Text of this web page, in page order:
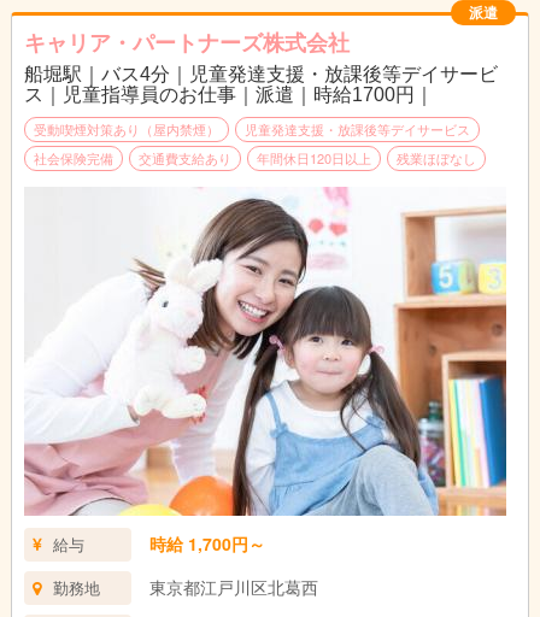
派遣
キャリア・パートナーズ株式会社
船堀駅｜バス4分｜児童発達支援・放課後等デイサービ
ス｜児童指導員のお仕事｜派遣｜時給1700円｜
受動喫煙対策あり（屋内禁煙）
児童発達支援・放課後等デイサービス
社会保険完備
交通費支給あり 年間休日120日以上 残業ほぼなし
給与 時給 1,700円～
勤務地 東京都江戸川区北葛西